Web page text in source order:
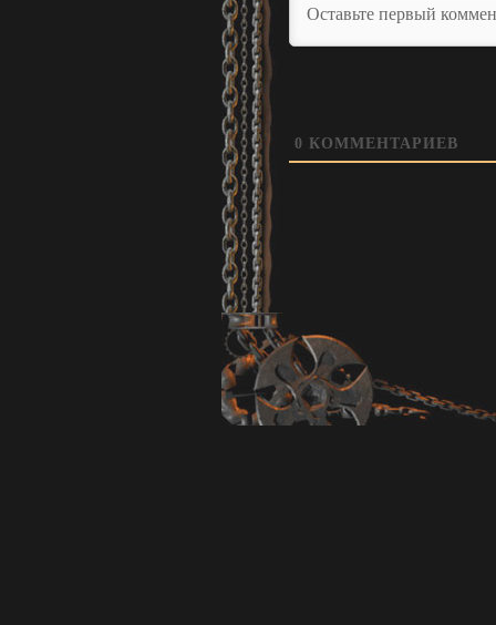
0 КОММЕНТАРИЕВ